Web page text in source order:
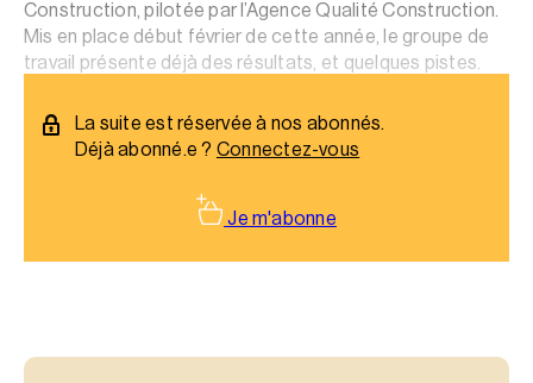
Construction, pilotée par l’Agence Qualité Construction.
Mis en place début février de cette année, le groupe de
travail présente déjà des résultats, et quelques pistes.
La suite est réservée à nos abonnés.
Déjà abonné.e ? Connectez-vous
Je m'abonne